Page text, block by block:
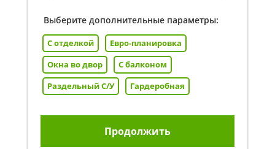
Выберите дополнительные параметры:
С отделкой
Евро-планировка
Окна во двор
С балконом
Раздельный С/У
Гардеробная
Продолжить